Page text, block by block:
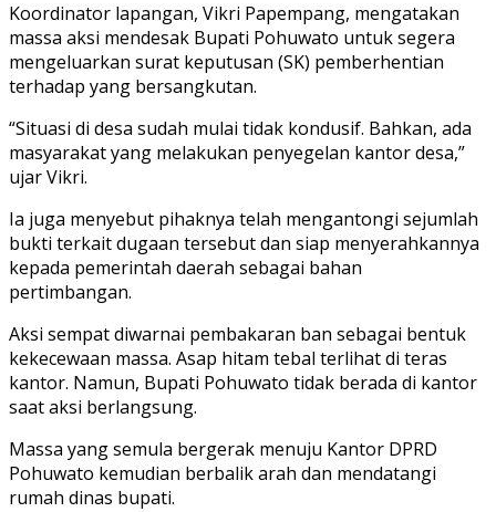
Koordinator lapangan, Vikri Papempang, mengatakan
massa aksi mendesak Bupati Pohuwato untuk segera
mengeluarkan surat keputusan (SK) pemberhentian
terhadap yang bersangkutan.
“Situasi di desa sudah mulai tidak kondusif. Bahkan, ada
masyarakat yang melakukan penyegelan kantor desa,”
ujar Vikri.
Ia juga menyebut pihaknya telah mengantongi sejumlah
bukti terkait dugaan tersebut dan siap menyerahkannya
kepada pemerintah daerah sebagai bahan
pertimbangan.
Aksi sempat diwarnai pembakaran ban sebagai bentuk
kekecewaan massa. Asap hitam tebal terlihat di teras
kantor. Namun, Bupati Pohuwato tidak berada di kantor
saat aksi berlangsung.
Massa yang semula bergerak menuju Kantor DPRD
Pohuwato kemudian berbalik arah dan mendatangi
rumah dinas bupati.